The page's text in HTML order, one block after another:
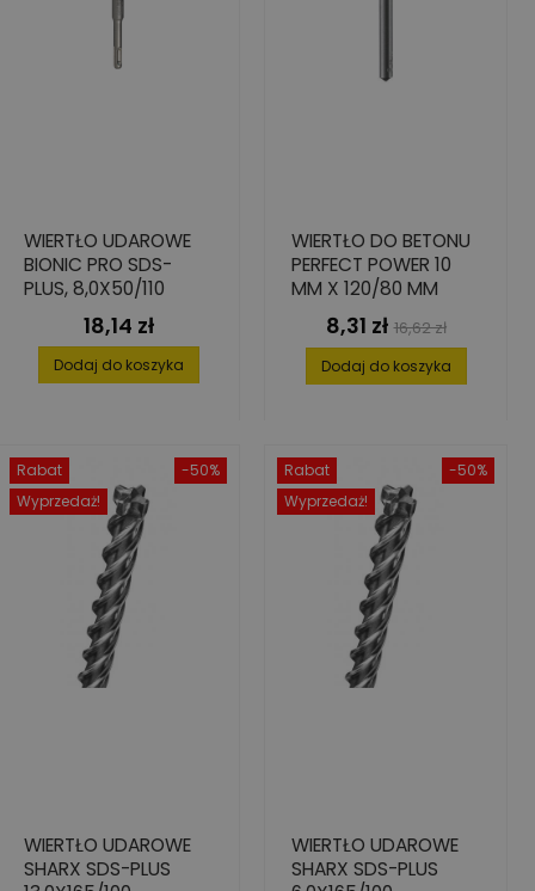
WIERTŁO UDAROWE
BIONIC PRO SDS-
PLUS, 8,0X50/110
Cena
18,14 zł
Dodaj do koszyka
WIERTŁO DO BETONU
PERFECT POWER 10
MM X 120/80 MM
Cena
8,31 zł Cena
podstawowa
16,62 zł
Dodaj do koszyka
-50%
Rabat
Wyprzedaż!
WIERTŁO UDAROWE
SHARX SDS-PLUS
-50%
Rabat
Wyprzedaż!
WIERTŁO UDAROWE
SHARX SDS-PLUS